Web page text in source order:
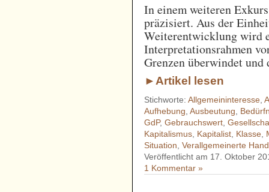
In einem weiteren
präzisiert. Aus der
Weiterentwicklung wird
Interpretationsrahmen
Grenzen überwindet
►Artikel lesen
Stichworte:Allgemeininteresse,
Aufhebung,Ausbeutung,
GdP,Gebrauchswert,
Kapitalismus, Kapitalist, Klasse,
Situation,Verallgemeinerte
Veröffentlicht am 17. Oktober
1 Kommentar »